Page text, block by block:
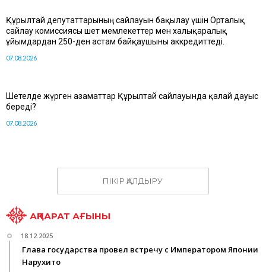
Құрылтай депутаттарының сайлауын бақылау үшін Орталық
сайлау комиссиясы шет мемлекеттер мен халықаралық
ұйымдардан 250-ден астам байқаушыны аккредиттеді.
07.08.2026
Шетелде жүрген азаматтар Құрылтай сайлауында қалай дауыс
береді?
07.08.2026
ПІКІР ҚАЛДЫРУ
АҚПАРАТ АҒЫНЫ
18.12.2025
Глава государства провел встречу с Императором Японии
Нарухито